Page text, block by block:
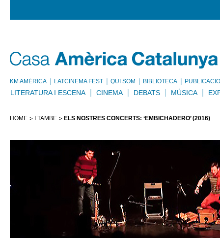
KM AMÈRICA LATCINEMA FEST QUI SOM BIBLIOTECA
LITERATURA I ESCENA CINEMA DEBATS MÚSICA
HOME I TAMBÉ ELS NOSTRES CONCERTS: ‘EMBICHADERO’ (2016)